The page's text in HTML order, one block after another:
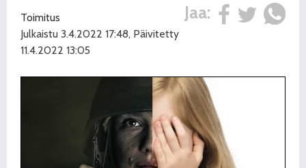
Jaa:
Toimitus
Julkaistu 3.4.2022 17:48, Päivitetty
11.4.2022 13:05